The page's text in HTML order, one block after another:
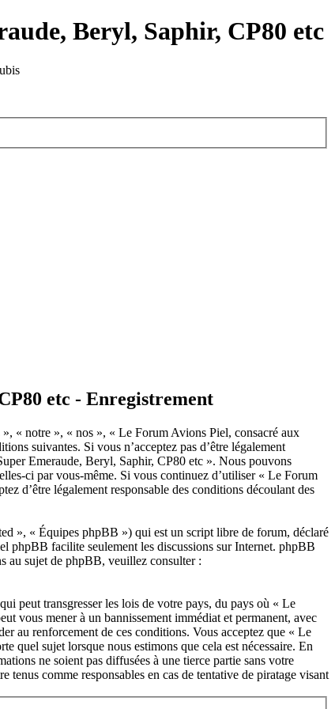
Beryl, Saphir, CP80 etc
etc - Enregistrement
« notre », « nos », « Le Forum Avions Piel, consacré aux
suivantes. Si vous n’acceptez pas d’être légalement
Emeraude, Beryl, Saphir, CP80 etc ». Nous pouvons
ci par vous-même. Si vous continuez d’utiliser « Le Forum
d’être légalement responsable des conditions découlant des
», « Équipes phpBB ») qui est un script libre de forum, déclaré
phpBB facilite seulement les discussions sur Internet. phpBB
au sujet de phpBB, veuillez consulter :
peut transgresser les lois de votre pays, du pays où « Le
vous mener à un bannissement immédiat et permanent, avec
au renforcement de ces conditions. Vous acceptez que « Le
quel sujet lorsque nous estimons que cela est nécessaire. En
ne soient pas diffusées à une tierce partie sans votre
comme responsables en cas de tentative de piratage visant